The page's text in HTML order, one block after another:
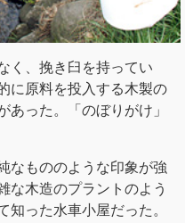
く、挽き臼を持ってい
に原料を投入する木製の
あった。「のぼりがけ」
なもののような印象が強
な木造のプラントのよう
知った水車小屋だった。